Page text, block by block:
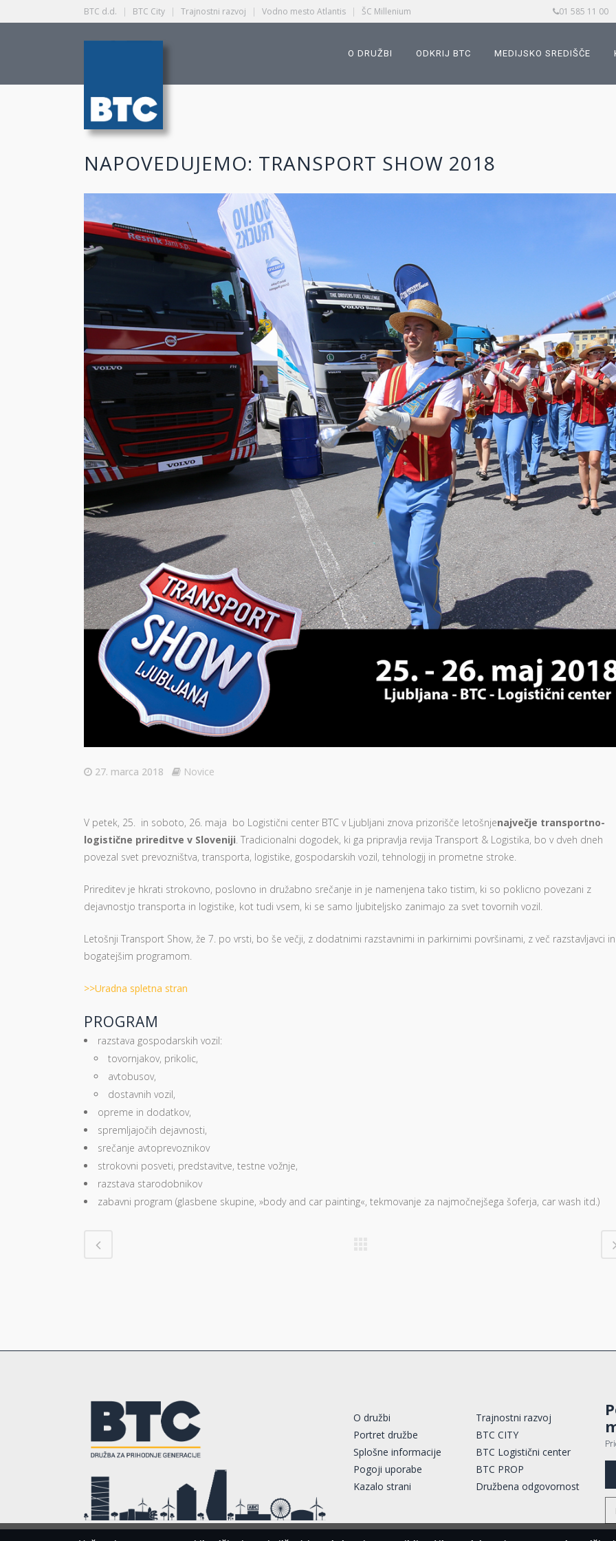
BTC d.d. | BTC City | Trajnostni razvoj | Vodno mesto Atlantis | ŠC Millenium 01 585 11 00
O DRUŽBI ODKRIJ BTC MEDIJSKO SREDIŠČE
NAPOVEDUJEMO: TRANSPORT SHOW 2018
27. marca 2018 Novice
V petek, 25. in soboto, 26. maja bo Logistični center BTC v Ljubljani znova prizorišče letošnjenajvečje transportno-
logistične prireditve v Sloveniji. Tradicionalni dogodek, ki ga pripravlja revija Transport & Logistika, bo v dveh dneh
povezal svet prevozništva, transporta, logistike, gospodarskih vozil, tehnologij in prometne stroke.
Prireditev je hkrati strokovno, poslovno in družabno srečanje in je namenjena tako tistim, ki so poklicno povezani z
dejavnostjo transporta in logistike, kot tudi vsem, ki se samo ljubiteljsko zanimajo za svet tovornih vozil.
Letošnji Transport Show, že 7. po vrsti, bo še večji, z dodatnimi razstavnimi in parkirnimi površinami, z več razstavljavci
bogatejšim programom.
>>Uradna spletna stran
PROGRAM
razstava gospodarskih vozil:
tovornjakov, prikolic,
avtobusov,
dostavnih vozil,
opreme in dodatkov,
spremljajočih dejavnosti,
srečanje avtoprevoznikov
strokovni posveti, predstavitve, testne vožnje,
razstava starodobnikov
zabavni program (glasbene skupine, »body and car painting«, tekmovanje za najmočnejšega šoferja, car wash itd.)
O družbi
Portret družbe
Splošne informacije
Pogoji uporabe
Kazalo strani
Trajnostni razvoj
BTC CITY
BTC Logistični center
BTC PROP
Družbena odgovornost